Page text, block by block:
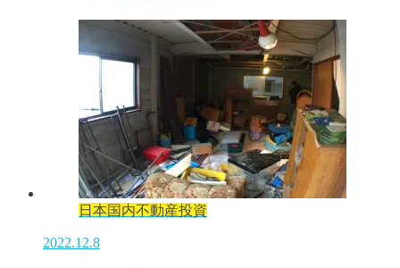
日本国内不動産投資
2022.12.8